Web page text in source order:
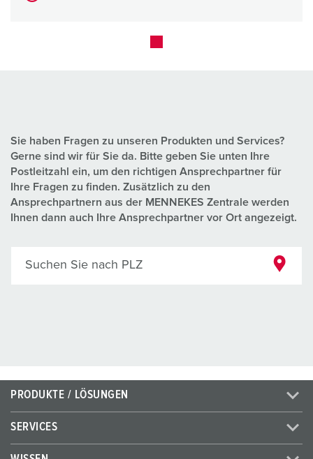
Sie haben Fragen zu unseren Produkten und Services?
Gerne sind wir für Sie da. Bitte geben Sie unten Ihre
Postleitzahl ein, um den richtigen Ansprechpartner für
Ihre Fragen zu finden. Zusätzlich zu den
Ansprechpartnern aus der MENNEKES Zentrale werden
Ihnen dann auch Ihre Ansprechpartner vor Ort angezeigt.
Suchen Sie nach PLZ
PRODUKTE / LÖSUNGEN
SERVICES